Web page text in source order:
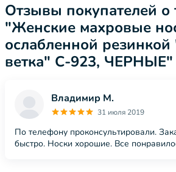
Отзывы покупателей о
"Женские махровые
ослабленной резинкой
ветка" С-923, ЧЕРНЫЕ"
Владимир М.
31 июля 2019
По телефону проконсультировали.
быстро. Носки хорошие. Все